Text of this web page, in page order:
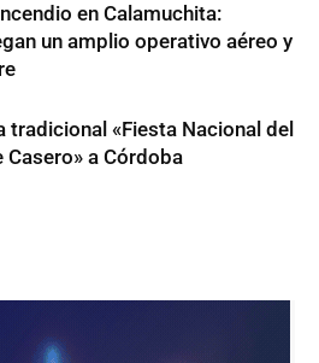
en Calamuchita:
un amplio operativo aéreo y
tradicional «Fiesta Nacional del
Casero» a Córdoba